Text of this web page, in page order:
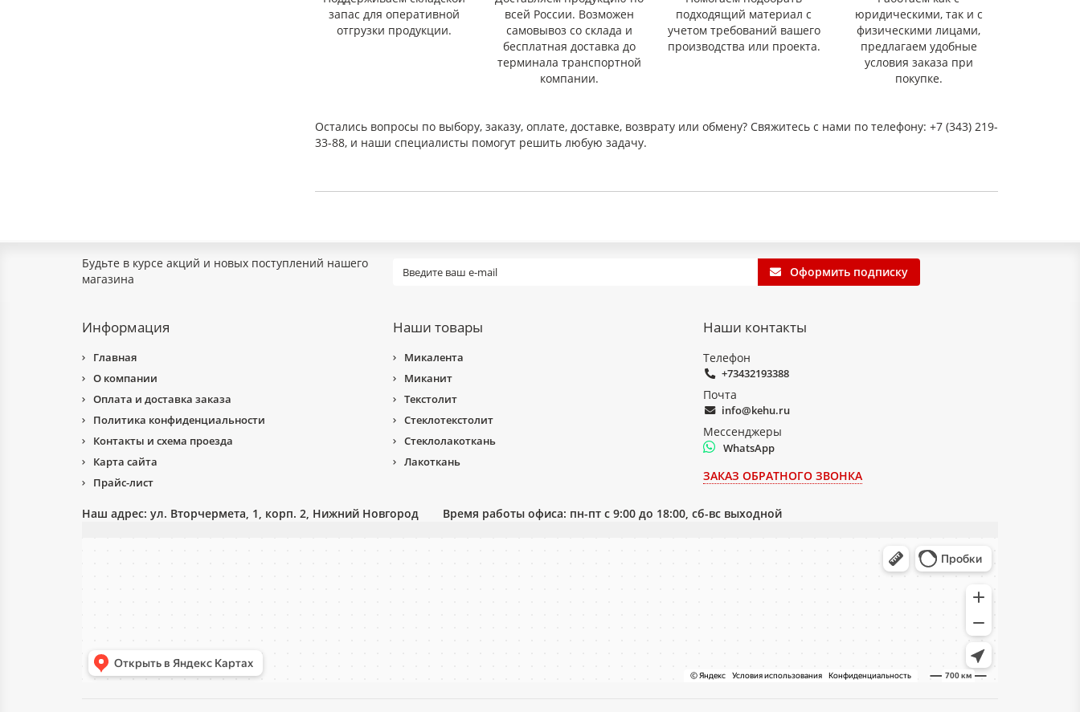
запас для оперативной
отгрузки продукции.
всей России. Возможен
самовывоз со склада и
бесплатная доставка до
терминала транспортной
компании.
подходящий материал с
учетом требований вашего
производства или проекта.
юридическими, так и с
физическими лицами,
предлагаем удобные
условия заказа при
покупке.
Остались вопросы по выбору, заказу, оплате, доставке, возврату или обмену? Свяжитесь с нами по телефону: +7 (343) 219-
33-88, и наши специалисты помогут решить любую задачу.
Будьте в курсе акций и новых поступлений нашего
магазина
Оформить подписку
Информация
Главная
О компании
Оплата и доставка заказа
Политика конфиденциальности
Контакты и схема проезда
Карта сайта
Прайс-лист
Наши товары
Микалента
Миканит
Текстолит
Стеклотекстолит
Стеклолакоткань
Лакоткань
Наши контакты
Телефон
+73432193388
Почта
info@kehu.ru
Мессенджеры
WhatsApp
ЗАКАЗ ОБРАТНОГО ЗВОНКА
Наш адрес: ул. Вторчермета, 1, корп. 2, Нижний Новгород Время работы офиса: пн-пт с 9:00 до 18:00, сб-вс выходной